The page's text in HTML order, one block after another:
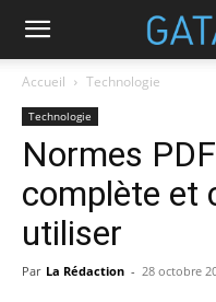
Accueil Technologie
Technologie
Normes
complète et
utiliser
Par La Rédaction - 28 octobre